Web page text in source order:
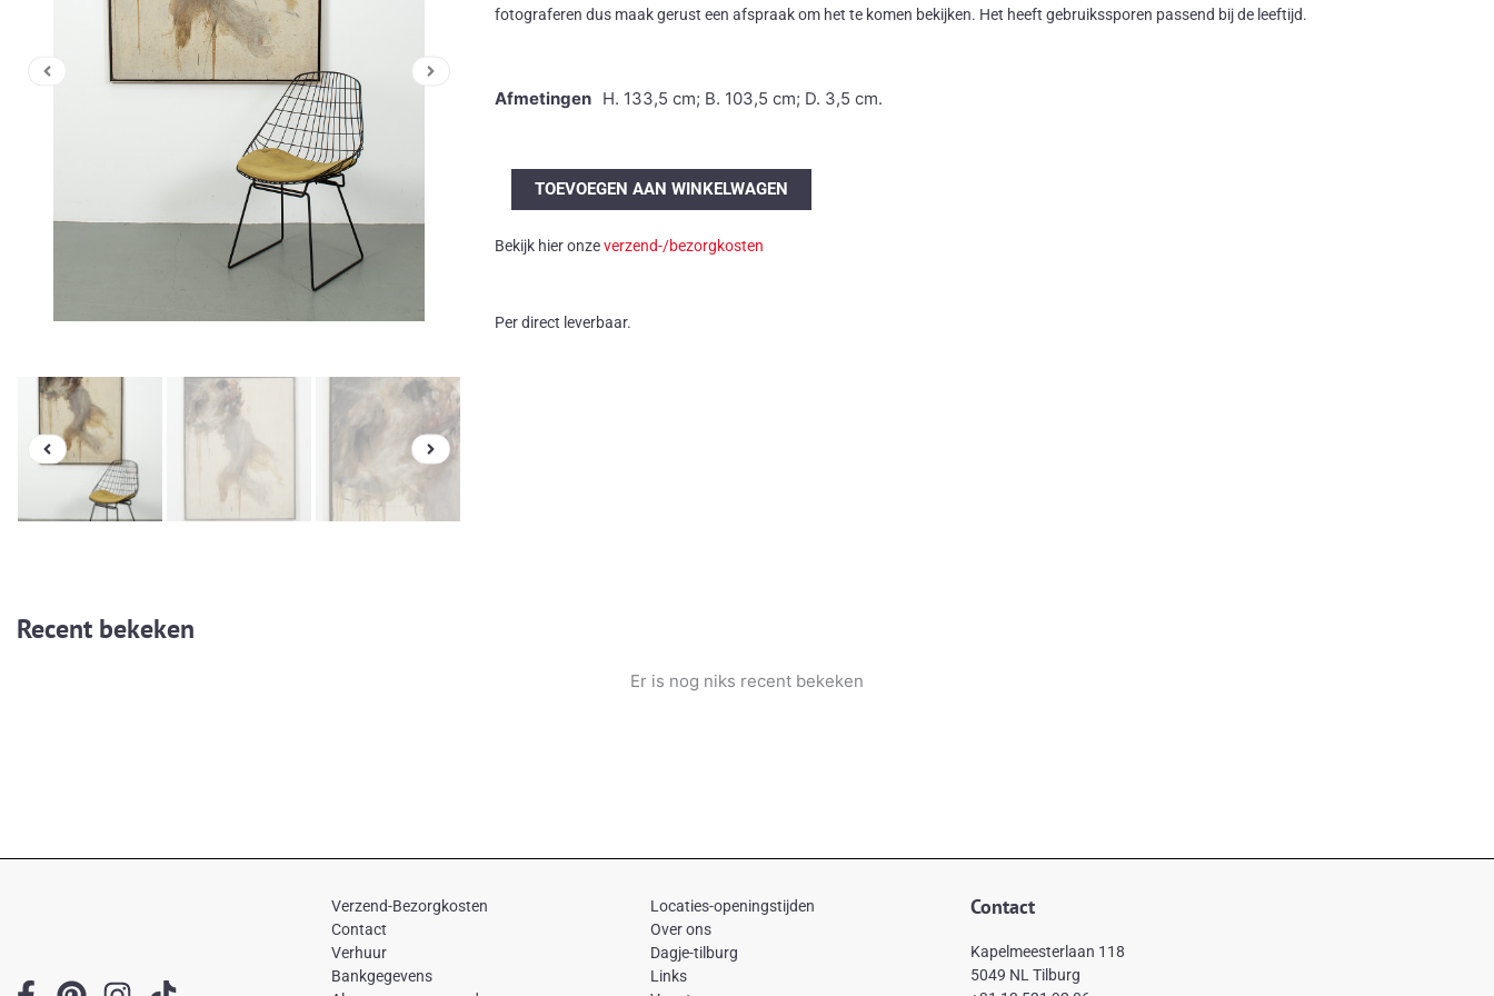
fotograferen dus maak gerust een afspraak om het te komen bekijken. Het heeft gebruikssporen passend bij de leeftijd.
Afmetingen H. 133,5 cm; B. 103,5 cm; D. 3,5 cm.
Abstract
kunstwerk
van
Scholz
TOEVOEGEN AAN WINKELWAGEN
Bekijk hier onzeverzend-/bezorgkosten
Per direct leverbaar.
Recent bekeken
Er is nog niks recent bekeken
Verzend-Bezorgkosten
Contact
Verhuur
Bankgegevens
Locaties-openingstijden
Over ons
Dagje-tilburg
Links
Contact
Kapelmeesterlaan 118
5049 NL Tilburg